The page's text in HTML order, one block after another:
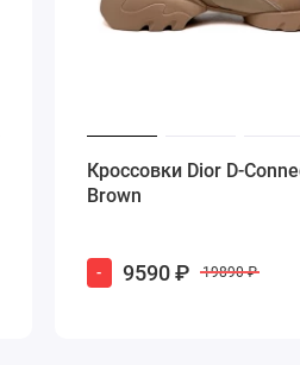
Кроссовки Dior D-
Brown
- 9590 ₽ 19890 ₽